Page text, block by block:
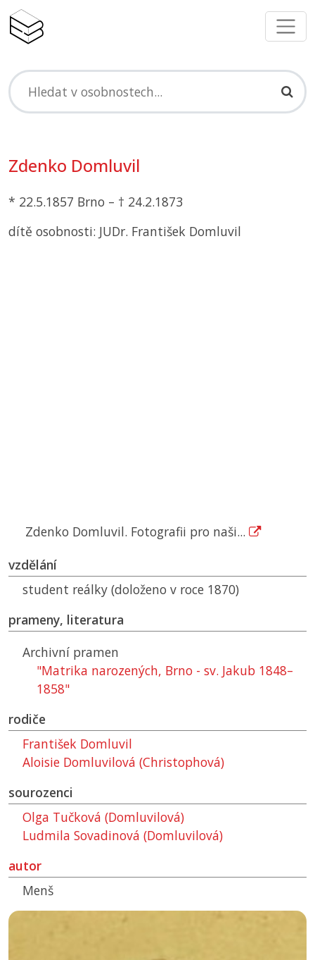
Zdenko Domluvil
* 22.5.1857 Brno – † 24.2.1873
dítě osobnosti: JUDr. František Domluvil
Zdenko Domluvil. Fotografii pro naši...
vzdělání
student reálky (doloženo v roce 1870)
prameny, literatura
Archivní pramen
"Matrika narozených, Brno - sv. Jakub 1848–
1858"
rodiče
František Domluvil
Aloisie Domluvilová (Christophová)
sourozenci
Olga Tučková (Domluvilová)
Ludmila Sovadinová (Domluvilová)
autor
Menš